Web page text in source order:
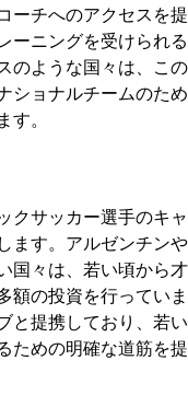
ーチへのアクセスを提
ーニングを受けられる
のような国々は、この
ショナルチームのため
。
クサッカー選手のキャ
ます。アルゼンチンや
国々は、若い頃から才
額の投資を行っていま
と提携しており、若い
ための明確な道筋を提